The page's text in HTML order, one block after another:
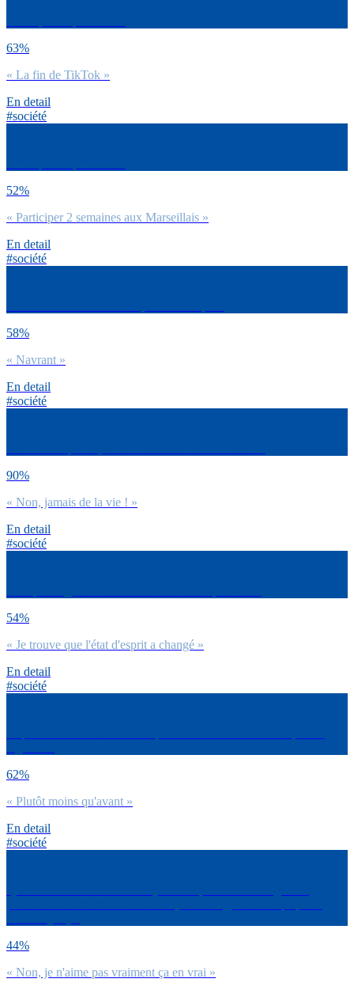
63%
« La fin de TikTok »
En detail
#société
52%
« Participer 2 semaines aux Marseillais »
En detail
#société
58%
« Navrant »
En detail
#société
90%
« Non, jamais de la vie ! »
En detail
#société
54%
« Je trouve que l'état d'esprit a changé »
En detail
#société
62%
« Plutôt moins qu'avant »
En detail
#société
44%
« Non, je n'aime pas vraiment ça en vrai »